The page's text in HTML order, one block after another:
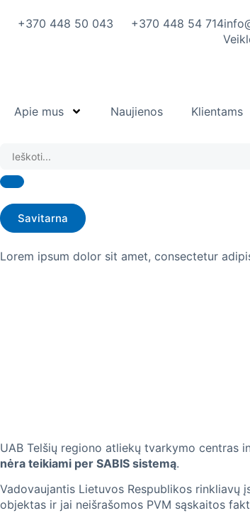
turinio
+370 448 50 043 +370 448 54 714
Apie mus Naujienos Klientams
Savitarna
Lorem ipsum dolor sit amet, consectetur
UAB Telšių regiono atliekų tvarkymo centras
nėra teikiami per SABIS sistemą.
Vadovaujantis Lietuvos Respublikos
objektas ir jai neišrašomos PVM sąskaitos